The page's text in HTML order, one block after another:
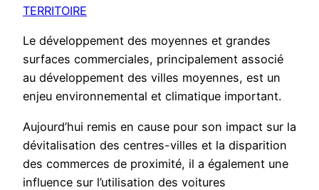
TERRITOIRE
Le développement des moyennes et grandes
surfaces commerciales, principalement associé
au développement des villes moyennes, est un
enjeu environnemental et climatique important.
Aujourd’hui remis en cause pour son impact sur la
dévitalisation des centres-villes et la disparition
des commerces de proximité, il a également une
influence sur l’utilisation des voitures